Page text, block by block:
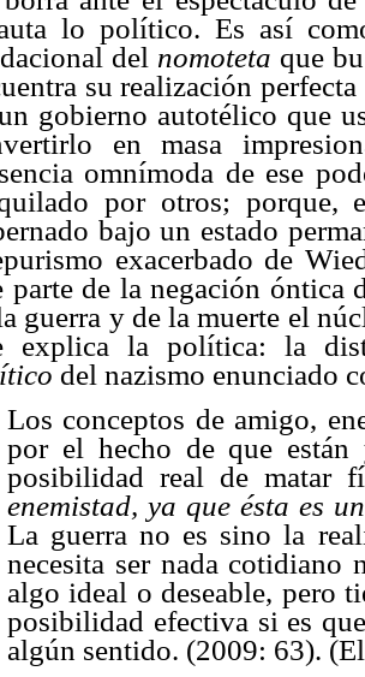
lo político. Es así
del nomoteta que
su realización
gobierno autotélico que
en masa
omnímoda de ese
por otros; porque,
bajo un estado
exacerbado de
parte de la negación
guerra y de la muerte el
explica la política: la
del nazismo enunciado
Los conceptos de amigo,
por el hecho de que
posibilidad real de matar
enemistad, ya que ésta es
La guerra no es sino la
necesita ser nada
algo ideal o deseable, pero
posibilidad efectiva si es
algún sentido. (2009: 63).